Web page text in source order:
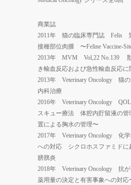
商業誌
2011年 猫の臨床専門誌 Felis
接種部位肉腫 〜Feline Vaccine-
2013年 MVM Vol,22 No.139 獣
き輸血反応および急性輸血反応
2013年 Veterinary Oncology 猫の
内科治療
2016年 Veterinary Oncology
スキュー療法 体腔内貯留液の
置による胸水の管理〜
2017年 Veterinary Oncology 化
への対応 シクロホスファミドに
膀胱炎
2018年 Veterinary Oncology 抗
薬用量の決定と有害事象への対